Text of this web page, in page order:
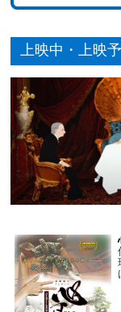
上映中・上映